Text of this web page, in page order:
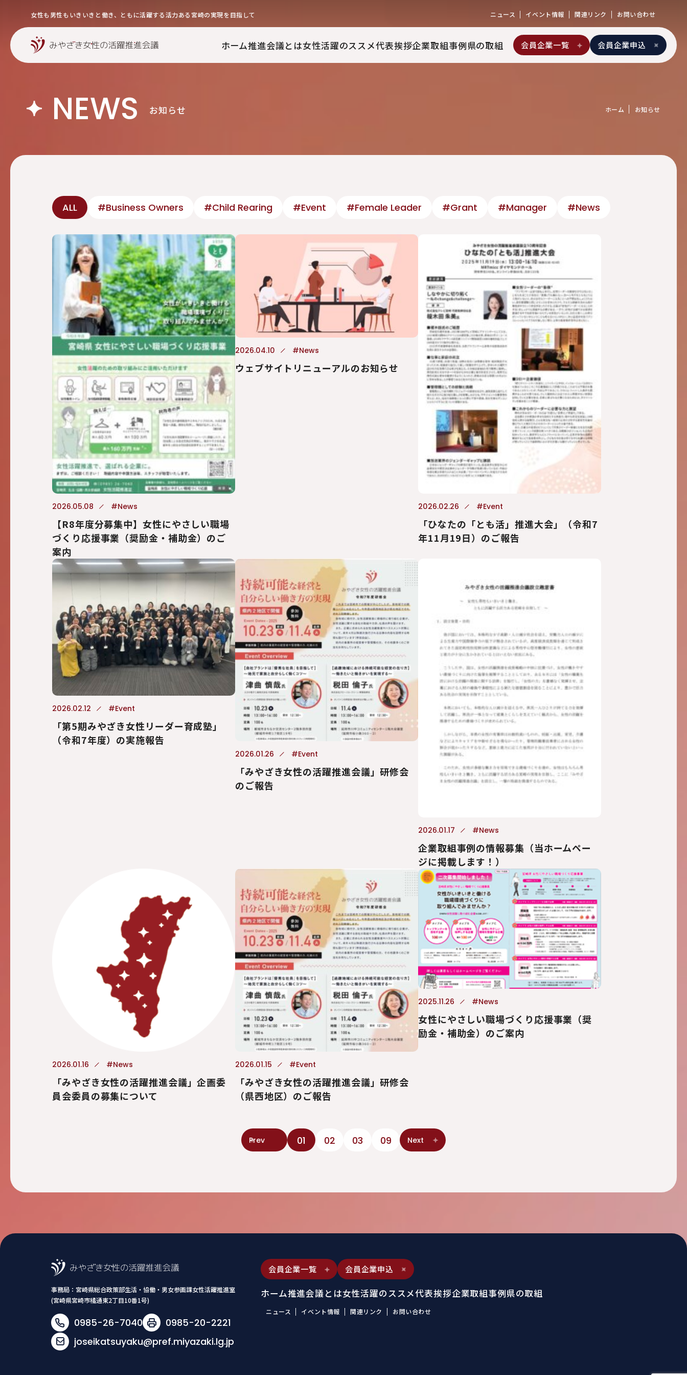
女性も男性もいきいきと働き、ともに活躍する活力ある宮崎の実現を目指して ニュース イベント情報 関連リンク お問い合わせ
会員企業一覧 会員企業申込
ホーム推進会議とは女性活躍のススメ代表挨拶企業取組事例県の取組
NEWS お知らせ ホーム お知らせ
ALL #Business Owners #Child Rearing #Event #Female Leader #Grant #Manager #News
2026.05.08 #News
【R8年度分募集中】女性にやさしい職場
づくり応援事業（奨励金・補助金）のご
案内
2026.04.10 #News
ウェブサイトリニューアルのお知らせ
2026.02.26 #Event
「ひなたの「とも活」推進大会」（令和7
年11月19日）のご報告
2026.02.12 #Event
「第5期みやざき女性リーダー育成塾」
（令和7年度）の実施報告
2026.01.26 #Event
「みやざき女性の活躍推進会議」研修会
のご報告
2026.01.17 #News
企業取組事例の情報募集（当ホームペー
ジに掲載します！）
2026.01.16 #News
「みやざき女性の活躍推進会議」企画委
員会委員の募集について
2026.01.15 #Event
「みやざき女性の活躍推進会議」研修会
（県西地区）のご報告
2025.11.26 #News
女性にやさしい職場づくり応援事業（奨
励金・補助金）のご案内
Prev 01 02 03 09 Next
事務局： 宮崎県総合政策部生活・協働・男女参画課女性活躍推進室
(宮崎県宮崎市橘通東2丁目10番1号)
0985-26-7040
0985-20-2221
joseikatsuyaku@pref.miyazaki.lg.jp
会員企業一覧 会員企業申込
ホーム推進会議とは女性活躍のススメ代表挨拶企業取組事例県の取組
ニュース イベント情報 関連リンク お問い合わせ